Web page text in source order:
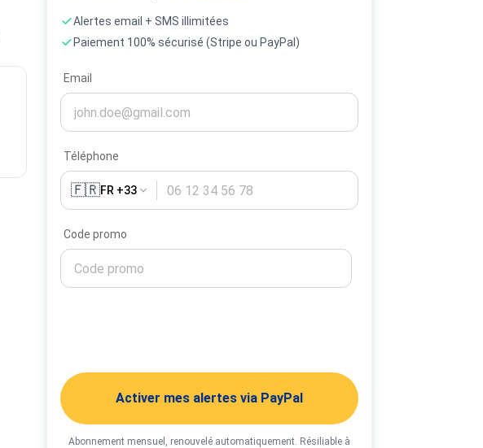
Alertes email + SMS illimitées
Paiement 100% sécurisé (Stripe ou PayPal)
Email
Téléphone
🇫🇷FR +33
Code promo
Activer mes alertes via PayPal
Abonnement mensuel, renouvelé automatiquement. Résiliable à